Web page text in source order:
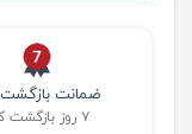
ضمانت بازگشت
۷ روز بازگشت کالا